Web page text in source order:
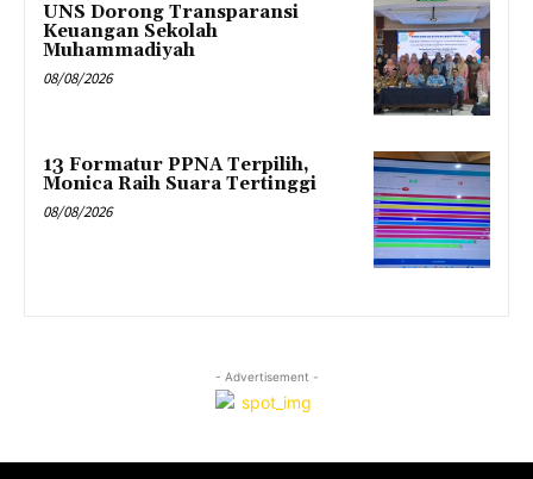
UNS Dorong Transparansi
Keuangan Sekolah
Muhammadiyah
08/08/2026
13 Formatur PPNA Terpilih,
Monica Raih Suara Tertinggi
08/08/2026
- Advertisement -